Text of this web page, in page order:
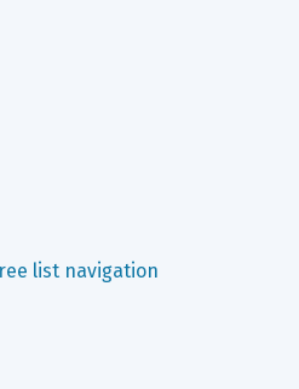
list navigation